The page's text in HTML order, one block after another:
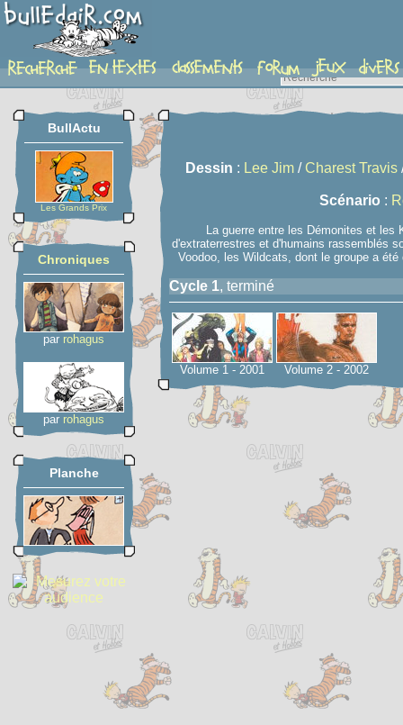
serie
BullActu
Les Grands Prix
Chroniques
par rohagus
par rohagus
Planche
Dessin : Lee Jim / Charest Travis
Scénario :
La guerre entre les Démonites et
d'extraterrestres et d'humains rassemblés
Voodoo, les Wildcats, dont le groupe a
Cycle 1, terminé
Volume 1 - 2001 Volume 2 - 2002